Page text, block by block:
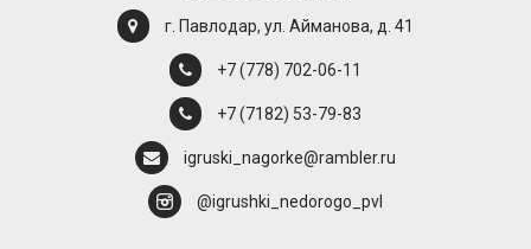
г. Павлодар, ул. Айманова, д. 41
+7 (778) 702-06-11
+7 (7182) 53-79-83
igruski_nagorke@rambler.ru
@igrushki_nedorogo_pvl